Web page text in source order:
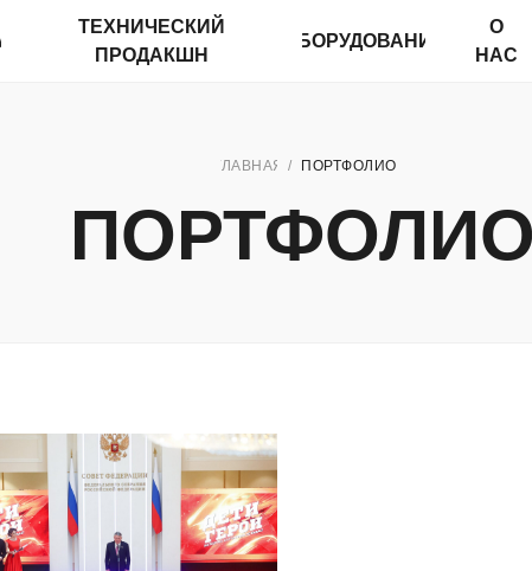
О
НАС
ОБОРУДОВАНИЕ
ТЕХНИЧЕСКИЙ
ПРОДАКШН
ПОРТФОЛИО
ГЛАВНАЯ / ПОРТФОЛИО